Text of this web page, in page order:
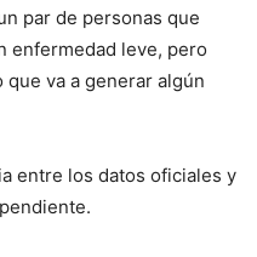
par de personas que
enfermedad leve, pero
va a generar algún
entre los datos oficiales y